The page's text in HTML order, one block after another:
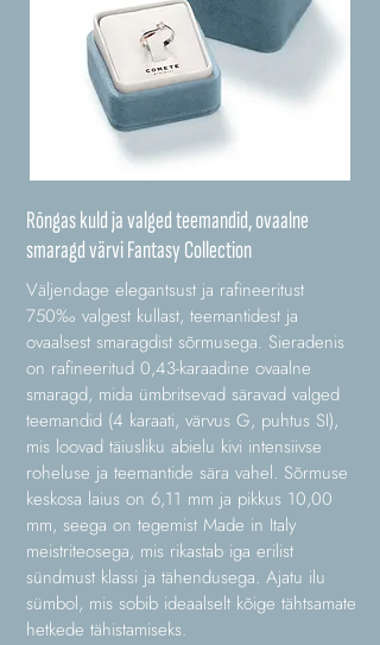
Rõngas kuld ja valged teemandid, ovaalne
smaragd värvi Fantasy Collection
Väljendage elegantsust ja rafineeritust
750‰ valgest kullast, teemantidest ja
ovaalsest smaragdist sõrmusega. Sieradenis
on rafineeritud 0,43-karaadine ovaalne
smaragd, mida ümbritsevad säravad valged
teemandid (4 karaati, värvus G, puhtus SI),
mis loovad täiusliku abielu kivi intensiivse
roheluse ja teemantide sära vahel. Sõrmuse
keskosa laius on 6,11 mm ja pikkus 10,00
mm, seega on tegemist Made in Italy
meistriteosega, mis rikastab iga erilist
sündmust klassi ja tähendusega. Ajatu ilu
sümbol, mis sobib ideaalselt kõige tähtsamate
hetkede tähistamiseks.